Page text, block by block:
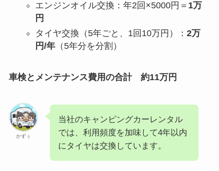
エンジンオイル交換：年2回×5000円＝ 1万
円
タイヤ交換（5年ごと、1回10万円）： 2万
円/年（5年分を分割）
車検とメンテナンス費用の合計 約11万円
かずぅ
当社のキャンピングカーレンタル
では、利用頻度を加味して4年以内
にタイヤは交換しています。